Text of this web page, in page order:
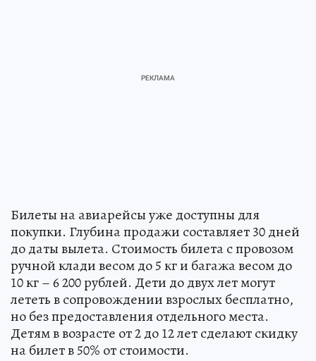
Билеты на авиарейсы уже доступны для
покупки. Глубина продажи составляет 30 дней
до даты вылета. Стоимость билета с провозом
ручной клади весом до 5 кг и багажа весом до
10 кг – 6 200 рублей. Дети до двух лет могут
лететь в сопровождении взрослых бесплатно,
но без предоставления отдельного места.
Детям в возрасте от 2 до 12 лет сделают скидку
на билет в 50% от стоимости.